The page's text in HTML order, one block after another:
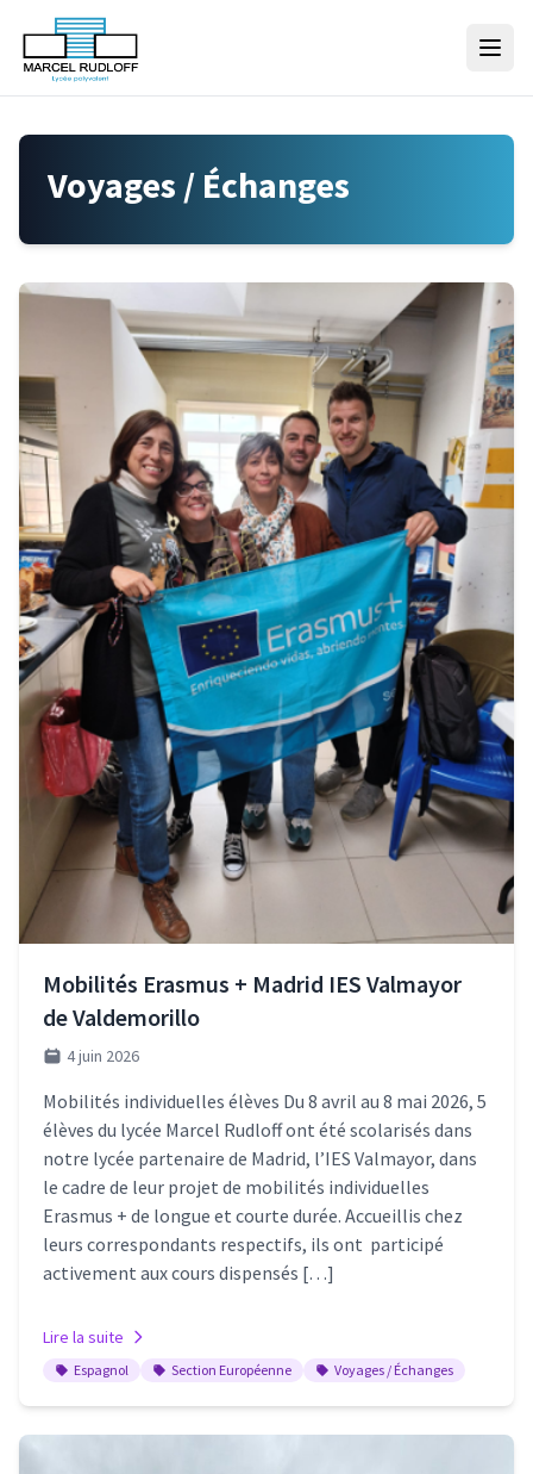
Skip to content
Voyages / Échanges
Mobilités Erasmus + Madrid IES Valmayor
de Valdemorillo
4 juin 2026
Mobilités individuelles élèves Du 8 avril au 8 mai 2026, 5
élèves du lycée Marcel Rudloff ont été scolarisés dans
notre lycée partenaire de Madrid, l’IES Valmayor, dans
le cadre de leur projet de mobilités individuelles
Erasmus + de longue et courte durée. Accueillis chez
leurs correspondants respectifs, ils ont participé
activement aux cours dispensés […]
Lire la suite
Espagnol Section Européenne Voyages / Échanges